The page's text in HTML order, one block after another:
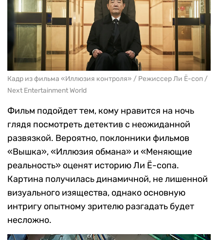
Кадр из фильма «Иллюзия контроля» / Режиссер Ли Ё-соп /
Next Entertainment World
Фильм подойдет тем, кому нравится на ночь
глядя посмотреть детектив с неожиданной
развязкой. Вероятно, поклонники фильмов
«Вышка», «Иллюзия обмана» и «Меняющие
реальность» оценят историю Ли Ё-сопа.
Картина получилась динамичной, не лишенной
визуального изящества, однако основную
интригу опытному зрителю разгадать будет
несложно.